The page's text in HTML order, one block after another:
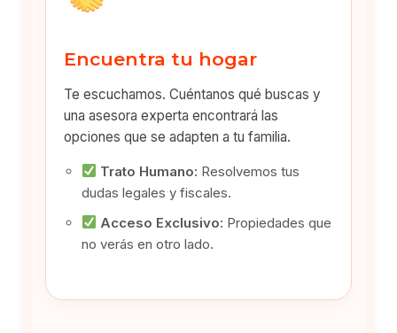
Encuentra tu hogar
Te escuchamos. Cuéntanos qué buscas y
una asesora experta encontrará las
opciones que se adapten a tu familia.
Trato Humano: Resolvemos tus
dudas legales y fiscales.
Acceso Exclusivo: Propiedades que
no verás en otro lado.